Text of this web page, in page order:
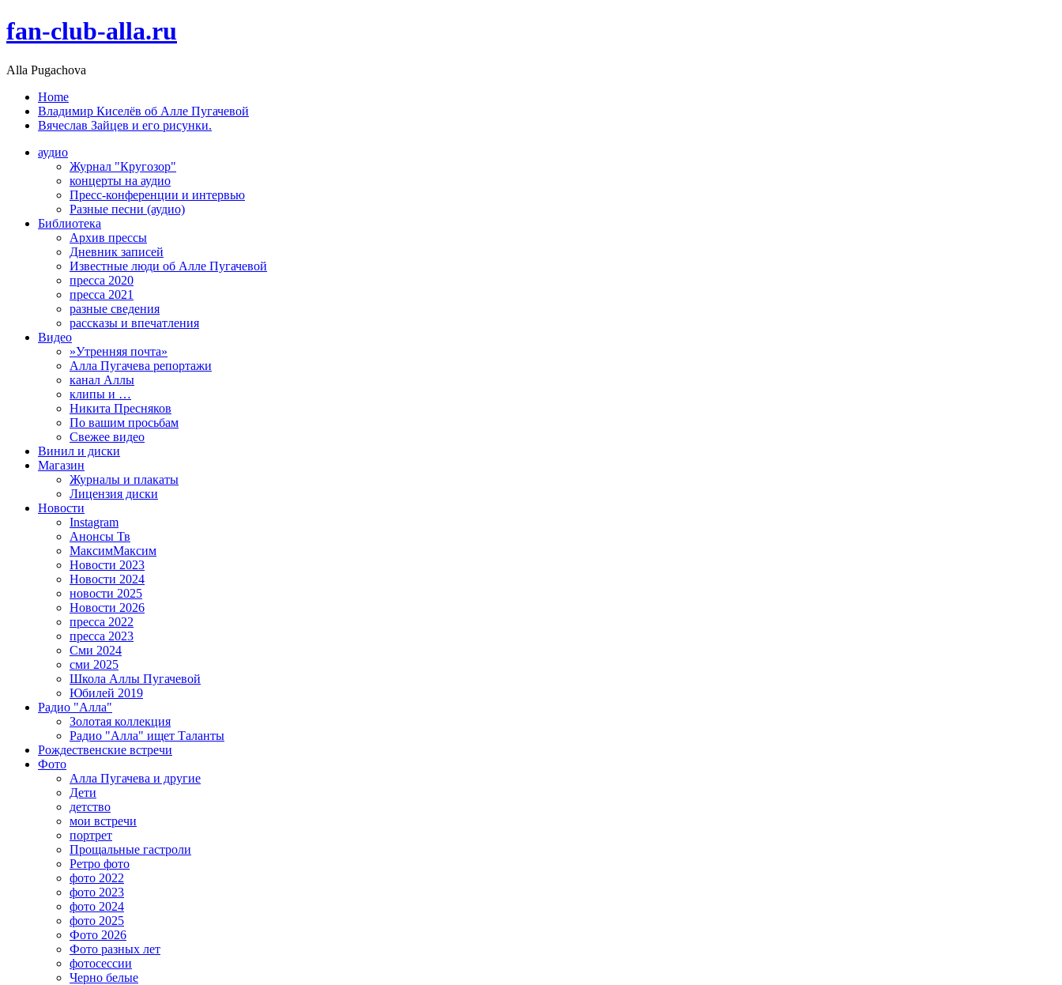
fan-club-alla.ru
Alla Pugachova
Home
Владимир Киселёв об Алле Пугачевой
Вячеслав Зайцев и его рисунки.
аудио
Журнал "Кругозор"
концерты на аудио
Пресс-конференции и интервью
Разные песни (аудио)
Библиотека
Архив прессы
Дневник записей
Известные люди об Алле Пугачевой
пресса 2020
пресса 2021
разные сведения
рассказы и впечатления
Видео
»Утренняя почта»
Алла Пугачева репортажи
канал Аллы
клипы и …
Никита Пресняков
По вашим просьбам
Свежее видео
Винил и диски
Магазин
Журналы и плакаты
Лицензия диски
Новости
Instagram
Анонсы Тв
МаксимМаксим
Новости 2023
Новости 2024
новости 2025
Новости 2026
пресса 2022
пресса 2023
Сми 2024
сми 2025
Школа Аллы Пугачевой
Юбилей 2019
Радио "Алла"
Золотая коллекция
Радио "Алла" ищет Таланты
Рождественские встречи
Фото
Алла Пугачева и другие
Дети
детство
мои встречи
портрет
Прощальные гастроли
Ретро фото
фото 2022
фото 2023
фото 2024
фото 2025
Фото 2026
Фото разных лет
фотосессии
Черно белые